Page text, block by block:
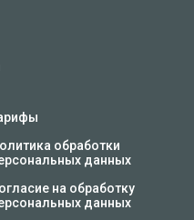
обработки
данных
на обработку
данных